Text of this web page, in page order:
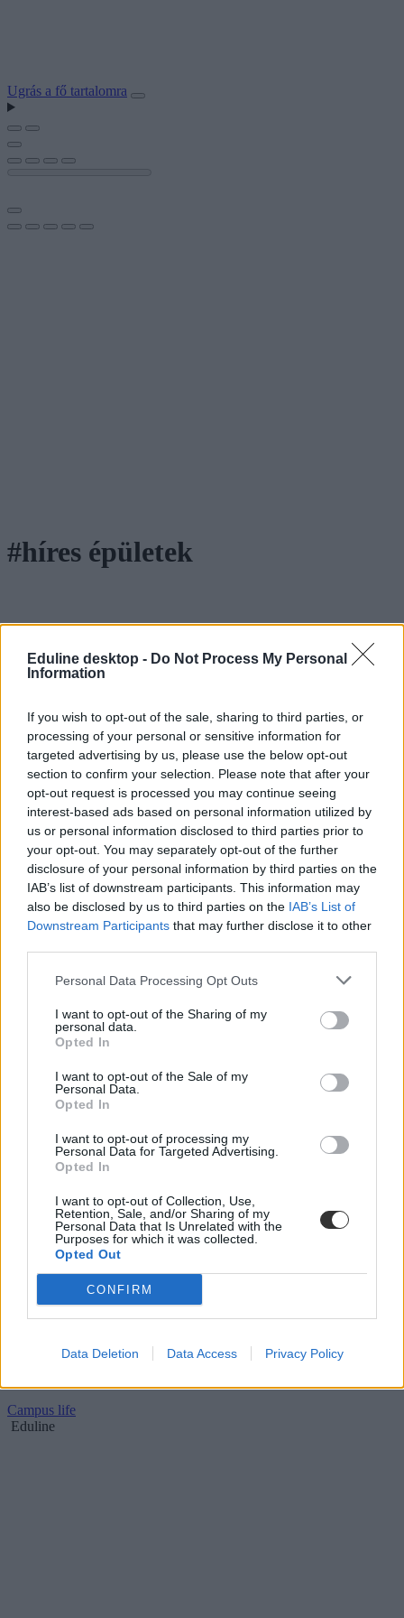
Eduline desktop - Do Not Process My Personal
Information
If you wish to opt-out of the sale, sharing to third parties, or
processing of your personal or sensitive information for
targeted advertising by us, please use the below opt-out
section to confirm your selection. Please note that after your
opt-out request is processed you may continue seeing
interest-based ads based on personal information utilized by
us or personal information disclosed to third parties prior to
your opt-out. You may separately opt-out of the further
disclosure of your personal information by third parties on the
IAB’s list of downstream participants. This information may
also be disclosed by us to third parties on the IAB’s List of
Downstream Participants that may further disclose it to other
Personal Data Processing Opt Outs
I want to opt-out of the Sharing of my
personal data.
Opted In
I want to opt-out of the Sale of my
Personal Data.
Opted In
I want to opt-out of processing my
Personal Data for Targeted Advertising.
Opted In
I want to opt-out of Collection, Use,
Retention, Sale, and/or Sharing of my
Personal Data that Is Unrelated with the
Purposes for which it was collected.
Opted Out
CONFIRM
Data Deletion Data Access Privacy Policy
Ugrás a fő tartalomra
#híres épületek
Felismeritek egy képről az ország híres épületeit?
Mennyire gyakran utaztok Magyarországon? Tudjátok, hol vannak
Campus life
Eduline
Műveltségi teszt a világ építészeti csodáiról
Mennyit tudsz a világ legkülönlegesebb építményeiről?
Campus life
Gál Luca
Izgalmas műveltségi kvíz: tudjátok, hol vannak ezek
az építészeti remekművek?
Szerettek utazni és odavagytok a gyönyörű vagy éppen izgalmas
épületekért? Ebben a tesztben azt kell kitalálnotok, melyik városban
Campus life
Eduline